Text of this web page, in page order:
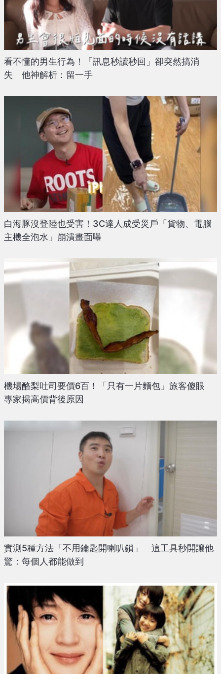
看不懂的男生行為！「訊息秒讀秒回」卻突然搞消
失 他神解析：留一手
白海豚沒登陸也受害！3C達人成受災戶「貨物、電腦
主機全泡水」崩潰畫面曝
機場酪梨吐司要價6百！「只有一片麵包」旅客傻眼
專家揭高價背後原因
實測5種方法「不用鑰匙開喇叭鎖」 這工具秒開讓他
驚：每個人都能做到